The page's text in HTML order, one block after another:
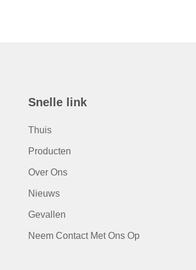
Snelle link
Thuis
Producten
Over Ons
Nieuws
Gevallen
Neem Contact Met Ons Op